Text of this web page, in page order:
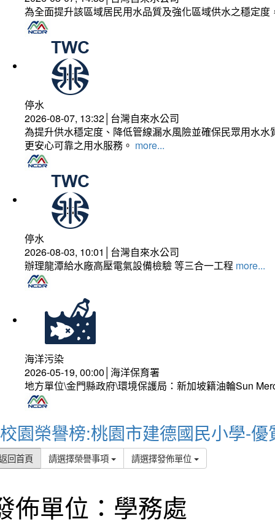
為全面提升該區域居民用水品質及強化區域供水之穩定
停水
2026-08-07, 13:32│台灣自來水公司
為提升供水穩定度、降低管線漏水風險並確保民眾用水
更安心可靠之用水服務。 more...
停水
2026-08-03, 10:01│台灣自來水公司
辦理龍潭給水廠高壓電氣設備檢驗 等三合一工程 more...
海洋污染
2026-05-19, 00:00│海洋保育署
地方單位\金門縣政府\環境保護局：新加坡籍油輪Sun
校園榮譽榜:桃園市建德國民小學-優
回首頁 請選擇榮譽事項 請選擇發佈單位
佈單位：學務處